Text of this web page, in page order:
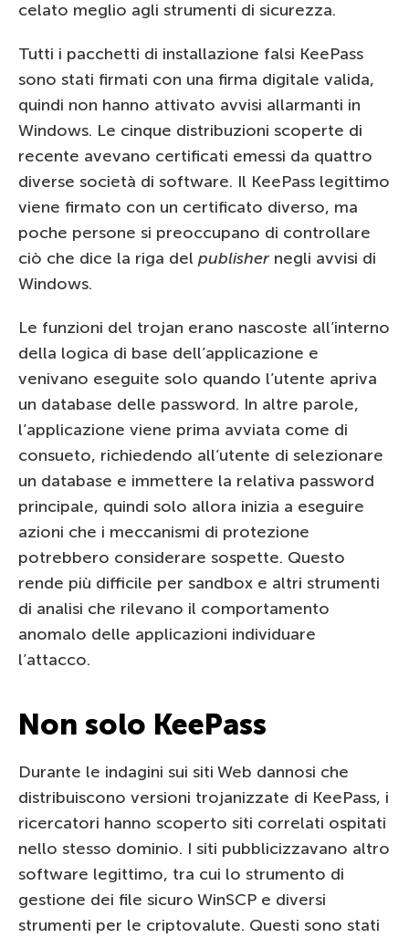
celato meglio agli strumenti di sicurezza.
Tutti i pacchetti di installazione falsi KeePass
sono stati firmati con una firma digitale valida,
quindi non hanno attivato avvisi allarmanti in
Windows. Le cinque distribuzioni scoperte di
recente avevano certificati emessi da quattro
diverse società di software. Il KeePass legittimo
viene firmato con un certificato diverso, ma
poche persone si preoccupano di controllare
ciò che dice la riga del publisher negli avvisi di
Windows.
Le funzioni del trojan erano nascoste all’interno
della logica di base dell’applicazione e
venivano eseguite solo quando l’utente apriva
un database delle password. In altre parole,
l’applicazione viene prima avviata come di
consueto, richiedendo all’utente di selezionare
un database e immettere la relativa password
principale, quindi solo allora inizia a eseguire
azioni che i meccanismi di protezione
potrebbero considerare sospette. Questo
rende più difficile per sandbox e altri strumenti
di analisi che rilevano il comportamento
anomalo delle applicazioni individuare
l’attacco.
Non solo KeePass
Durante le indagini sui siti Web dannosi che
distribuiscono versioni trojanizzate di KeePass, i
ricercatori hanno scoperto siti correlati ospitati
nello stesso dominio. I siti pubblicizzavano altro
software legittimo, tra cui lo strumento di
gestione dei file sicuro WinSCP e diversi
strumenti per le criptovalute. Questi sono stati